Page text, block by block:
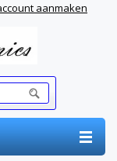
aanmaken